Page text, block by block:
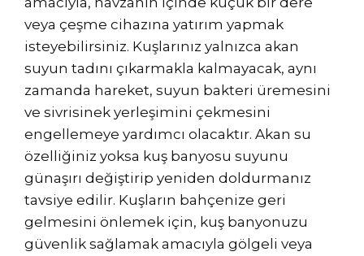
veya çeşme cihazına yatırım yapmak
isteyebilirsiniz. Kuşlarınız yalnızca akan
suyun tadını çıkarmakla kalmayacak, aynı
zamanda hareket, suyun bakteri üremesini
ve sivrisinek yerleşimini çekmesini
engellemeye yardımcı olacaktır. Akan su
özelliğiniz yoksa kuş banyosu suyunu
günaşırı değiştirip yeniden doldurmanız
tavsiye edilir. Kuşların bahçenize geri
gelmesini önlemek için, kuş banyonuzu
güvenlik sağlamak amacıyla gölgeli veya